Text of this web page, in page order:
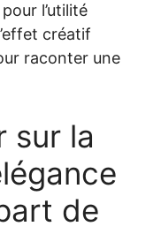
l’utilité
créatif
raconter une
sur la
de